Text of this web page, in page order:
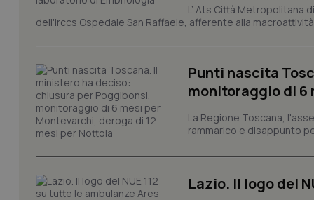
L’ Ats Città Metropolitana
dell'Irccs Ospedale San Raffaele, afferente alla
Punti nascita
monitoraggio di 6
La Regione Toscana,
rammarico e disappunto
Lazio. Il logo del
tracking-sites-
tracking-sites-
_ga